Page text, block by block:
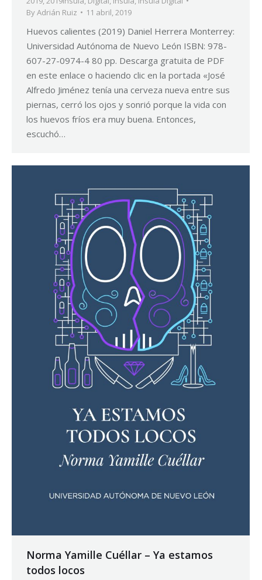
ByAdrián Ruiz 11 abril, 2019
Huevos calientes (2019) Daniel Herrera Monterrey:
Universidad Autónoma de Nuevo León ISBN: 978-
607-27-0974-4 80 pp. Descarga gratuita de PDF
en este enlace o haciendo clic en la portada «José
Alfredo Jiménez tenía una cerveza nueva entre sus
piernas, cerró los ojos y sonrió porque la vida con
los huevos fríos era muy buena. Entonces,
escuchó…
Norma Yamille Cuéllar – Ya estamos
todos locos